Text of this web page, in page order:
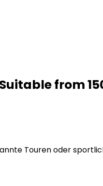
from
Touren oder